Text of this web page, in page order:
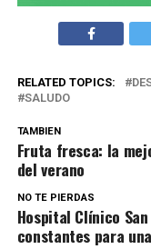
RELATED TOPICS:
SALUDO
TAMBIEN
Fruta fresca: la
del verano
NO TE PIERDAS
Hospital Clínico
constantes para